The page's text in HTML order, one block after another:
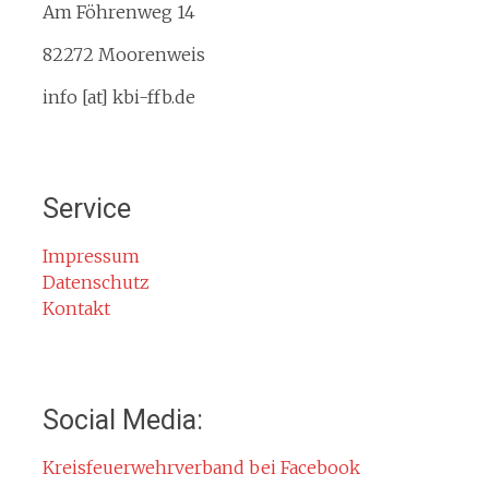
Kreisbrandinspektion
Service
Rauchmelder
Rettungsgasse
Gefahr durch Kohlenmonoxid
Cookie-Hinweis
Am Föhrenweg 14
82272 Moorenweis
info [at] kbi-ffb.de
Service
Impressum
Datenschutz
Kontakt
Social Media:
Kreisfeuerwehrverband bei Facebook